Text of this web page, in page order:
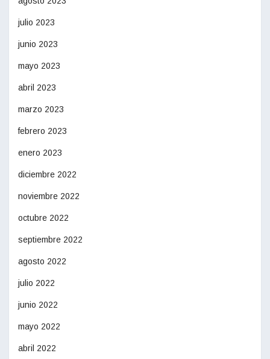
julio 2023
junio 2023
mayo 2023
abril 2023
marzo 2023
febrero 2023
enero 2023
diciembre 2022
noviembre 2022
octubre 2022
septiembre 2022
agosto 2022
julio 2022
junio 2022
mayo 2022
abril 2022